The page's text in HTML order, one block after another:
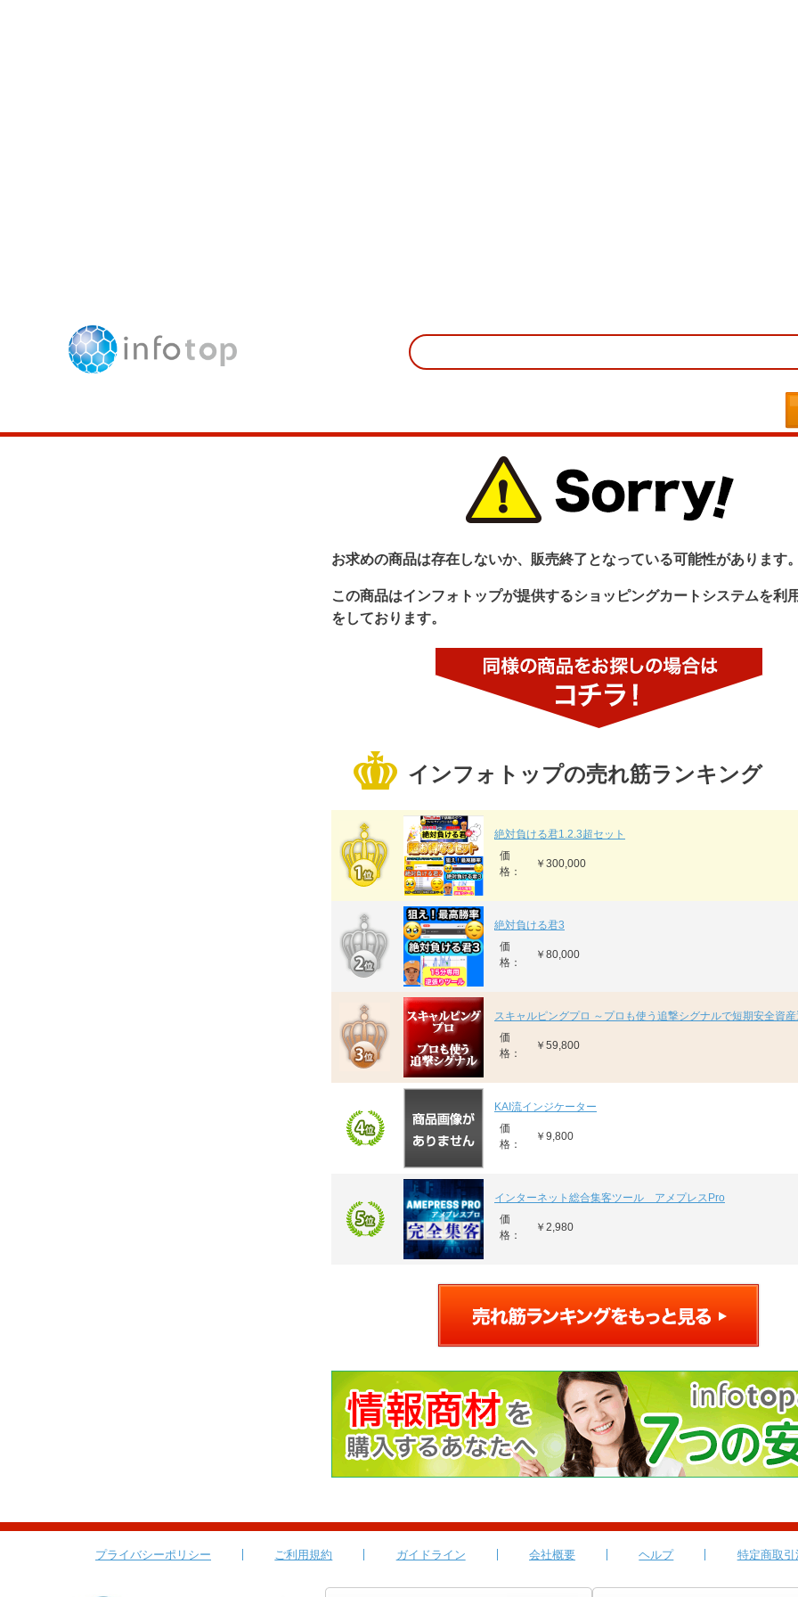
お求めの商品は存在しないか、販売終了となっている可能性があります
この商品はインフォトップが提供するショッピングカートシステムを利
をしております。
インフォトップの売れ筋ランキング
絶対負ける君1.2.3超セット
価
格：
￥300,000
絶対負ける君3
価
格：
￥80,000
スキャルピングプロ ～プロも使う追撃シグナルで短期安全資
価
格：
￥59,800
KAI流インジケーター
価
格：
￥9,800
インターネット総合集客ツール アメプレスPro
価
格：
￥2,980
プライバシーポリシー ご利用規約 ガイドライン 会社概要 ヘルプ 特定商取